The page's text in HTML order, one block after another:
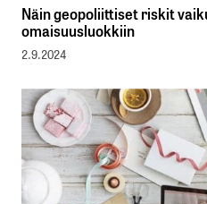
Näin geopoliittiset riskit
omaisuusluokkiin
2.9.2024